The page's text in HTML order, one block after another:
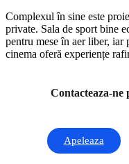
Complexul în sine este
private. Sala de sport bine
pentru mese în aer liber, iar
cinema oferă experiențe
Contacteaza-
Apeleaza